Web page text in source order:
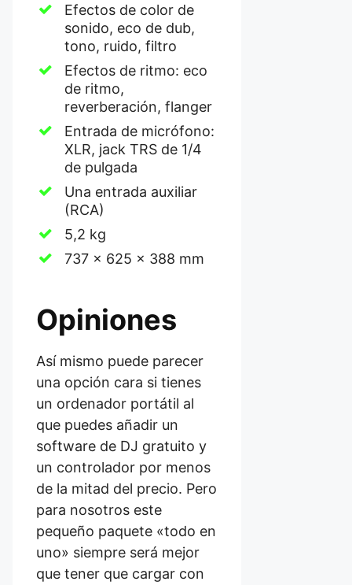
Efectos de color de
sonido, eco de dub,
tono, ruido, filtro
Efectos de ritmo: eco
de ritmo,
reverberación, flanger
Entrada de micrófono:
XLR, jack TRS de 1/4
de pulgada
Una entrada auxiliar
(RCA)
5,2 kg
737 x 625 x 388 mm
Opiniones
Así mismo puede parecer
una opción cara si tienes
un ordenador portátil al
que puedes añadir un
software de DJ gratuito y
un controlador por menos
de la mitad del precio. Pero
para nosotros este
pequeño paquete «todo en
uno» siempre será mejor
que tener que cargar con